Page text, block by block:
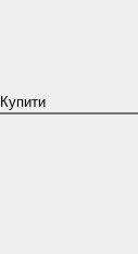
Купити